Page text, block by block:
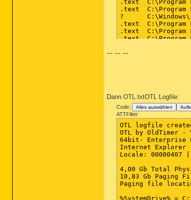
--- --- ---
Dann OTL.txtOTL Logfile:
Code: Alles auswählen
ATTFilter
OTL logfile
OTL by OldTimer
64bit- Enterprise
Internet Explorer
Locale: 00000407
4,00 Gb Total
10,83 Gb Paging
Paging file
%SystemDrive% =